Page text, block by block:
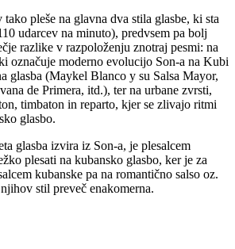
tako pleše na glavna dva stila glasbe, ki sta
udarcev na minuto), predvsem pa bolj
razlike v razpoloženju znotraj pesmi: na
označuje moderno evolucijo Son-a na Kubi
glasba (Maykel Blanco y su Salsa Mayor,
de Primera, itd.), ter na urbane zvrsti,
timbaton in reparto, kjer se zlivajo ritmi
glasbo.
glasba izvira iz Son-a, je plesalcem
plesati na kubansko glasbo, ker je za
kubanske pa na romantično salso oz.
stil preveč enakomerna.